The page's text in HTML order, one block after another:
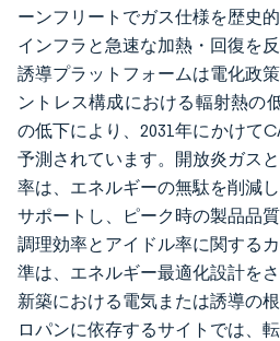
ーンフリートでガス仕様を歴史
インフラと急速な加熱・回復を
誘導プラットフォームは電化政
ントレス構成における輻射熱の
の低下により、2031年にかけて
予測されています。開放炎ガス
率は、エネルギーの無駄を削減
サポートし、ピーク時の製品品
調理効率とアイドル率に関する
準は、エネルギー最適化設計を
新築における電気または誘導の
ロパンに依存するサイトでは、